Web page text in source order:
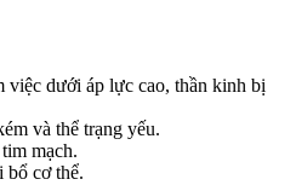
dưới áp lực cao, thần kinh bị
và thể trạng yếu.
mạch.
bổ cơ thể.